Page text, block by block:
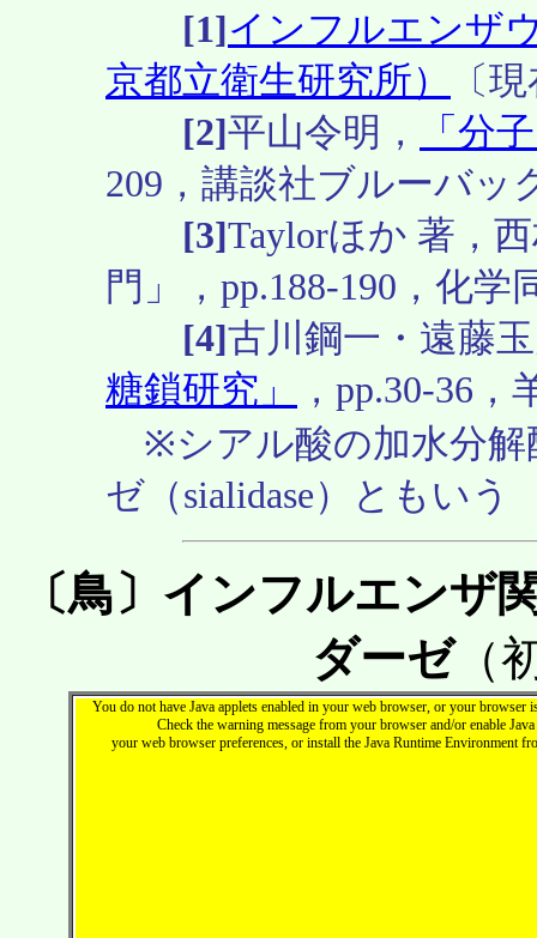
[1]インフルエンザ
京都立衛生研究所）
〔
[2]平山令明，
「分
209，講談社ブルーバッ
[3]Taylorほか 著，
門」，pp.188-190，化
[4]古川鋼一・遠藤
糖鎖研究」
，pp.30-36
※シアル酸の加水分解
ゼ（sialidase）ともいう
〔鳥〕インフルエンザ
ダーゼ（
You do not have Java applets enabled in your web browser, or your browser
Check the warning message from your browser and/or enable
your web browser preferences, or install the Java Runtime Environment